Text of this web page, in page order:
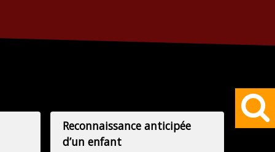
Reconnaissance anticipée
d’un enfant